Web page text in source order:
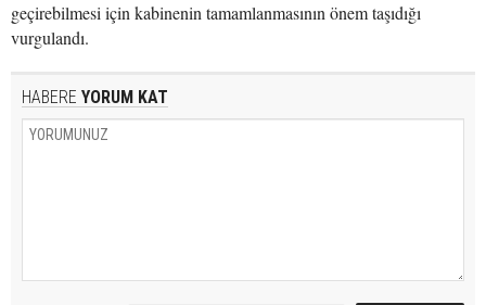
geçirebilmesi için kabinenin tamamlanmasının önem taşıdığı
vurgulandı.
HABERE YORUM KAT